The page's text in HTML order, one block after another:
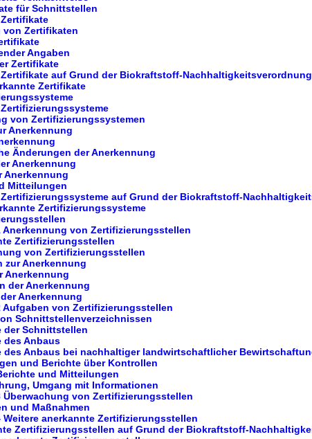
für Schnittstellen
von Zertifikaten
Angaben
Zertifikate
Zertifikate auf Grund der Biokraftstoff-Nachhaltigkeitsverordnung
Zertifikate
von Zertifizierungssystemen
Anerkennung
Änderungen der Anerkennung
Anerkennung
Anerkennung
Mitteilungen
Zertifizierungssysteme auf Grund der Biokraftstoff-
Zertifizierungssysteme
von Zertifizierungsstellen
Zertifizierungsstellen
von Zertifizierungsstellen
zur Anerkennung
Anerkennung
der Anerkennung
Anerkennung
von Zertifizierungsstellen
Schnittstellenverzeichnissen
der Schnittstellen
des Anbaus
des Anbaus bei nachhaltiger landwirtschaftlicher
und Berichte über Kontrollen
und Mitteilungen
Umgang mit Informationen
von Zertifizierungsstellen
und Maßnahmen
anerkannte Zertifizierungsstellen
Zertifizierungsstellen auf Grund der Biokraftstoff-